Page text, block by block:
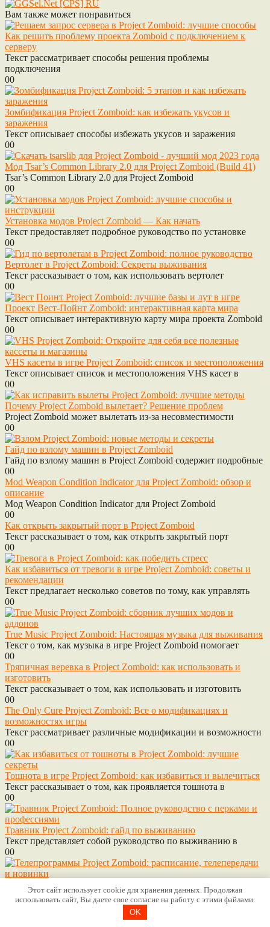
Вам также может понравиться
Как решить проблему проекта Zomboid с подключением к
серверу
Текст рассматривает способы решения проблемы
подключения
00
Зомбификация Project Zomboid: как избежать укусов и
заражения
Текст описывает способы избежать укусов и заражения
00
Мод Tsar’s Common Library 2.0 для Project Zomboid (Build 41)
Tsar’s Common Library 2.0 для Project Zomboid
00
Установка модов Project Zomboid — Как начать
Текст предоставляет подробное руководство по установке
00
Вертолет в Project Zomboid: Секреты выживания
Текст рассказывает о том, как использовать вертолет
00
Проект Вест-Пойнт Zomboid: интерактивная карта мира
Текст описывает интерактивную карту мира проекта Zomboid
00
VHS касеты в игре Project Zomboid: список и местоположения
Текст описывает список и местоположения VHS касет в
00
Почему Project Zomboid вылетает? Решение проблем
Project Zomboid может вылетать из-за несовместимости
00
Гайд по взлому машин в Project Zomboid
Гайд по взлому машин в Project Zomboid содержит подробные
00
Mod Weapon Condition Indicator для Project Zomboid: обзор и
описание
Мод Weapon Condition Indicator для Project Zomboid
00
Как открыть закрытый порт в Project Zomboid
Текст рассказывает о том, как открыть закрытый порт
00
Как избавиться от тревоги в игре Project Zomboid: советы и
рекомендации
Текст предлагает несколько советов по тому, как управлять
00
True Music Project Zomboid: Настоящая музыка для выживания
Текст о том, как музыка в игре Project Zomboid помогает
00
Тряпичная веревка в Project Zomboid: как использовать и
изготовить
Текст рассказывает о том, как использовать и изготовить
00
The Only Cure Project Zomboid: Все о модификациях и
возможностях игры
Текст рассматривает различные модификации и возможности
00
Тошнота в игре Project Zomboid: как избавиться и вылечиться
Текст рассказывает о том, как проявляется тошнота в
00
Травник Project Zomboid: гайд по выживанию
Текст представляет собой руководство по выживанию в
00
шоу и навыков
Текст описывает игру Project Zomboid, где игрокам предстоит
Этот сайт использует cookie для хранения данных. Продолжая
использовать сайт, Вы даете свое согласие на работу с этими файлами.
OK